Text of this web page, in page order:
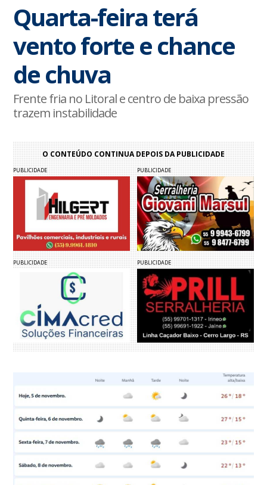
Quarta-feira terá
vento forte e chance
de chuva
Frente fria no Litoral e centro de baixa pressão
trazem instabilidade
O CONTEÚDO CONTINUA DEPOIS DA PUBLICIDADE
PUBLICIDADE PUBLICIDADE
PUBLICIDADE PUBLICIDADE